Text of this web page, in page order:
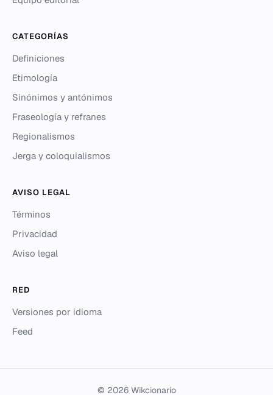
CATEGORÍAS
Definiciones
Etimología
Sinónimos y antónimos
Fraseología y refranes
Regionalismos
Jerga y coloquialismos
AVISO LEGAL
Términos
Privacidad
Aviso legal
RED
Versiones por idioma
Feed
© 2026 Wikcionario